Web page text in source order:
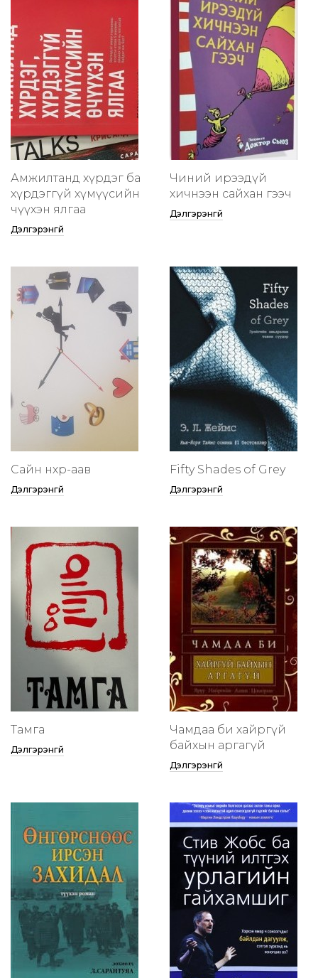
Амжилтанд хүрдэг ба
хүрдэггүй хүмүүсийн
өчүүхэн ялгаа
Дэлгэрэнгүй
Чиний ирээдүй
хичнээн сайхан гээч
Дэлгэрэнгүй
Сайн нөхөр-аав
Дэлгэрэнгүй
Fifty Shades of Grey
Дэлгэрэнгүй
Тамга
Дэлгэрэнгүй
Чамдаа би хайргүй
байхын аргагүй
Дэлгэрэнгүй